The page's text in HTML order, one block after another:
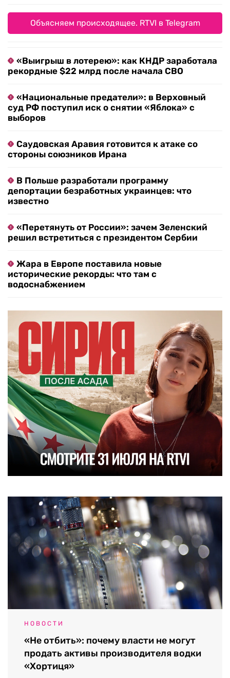
Объясняем происходящее. RTVI в Telegram
«Выигрыш в лотерею»: как КНДР заработала
рекордные $22 млрд после начала СВО
«Национальные предатели»: в Верховный
суд РФ поступил иск о снятии «Яблока» с
выборов
Саудовская Аравия готовится к атаке со
стороны союзников Ирана
В Польше разработали программу
депортации безработных украинцев: что
известно
«Перетянуть от России»: зачем Зеленский
решил встретиться с президентом Сербии
Жара в Европе поставила новые
исторические рекорды: что там с
водоснабжением
НОВОСТИ
«Не отбить»: почему власти не могут
продать активы производителя водки
«Хортиця»